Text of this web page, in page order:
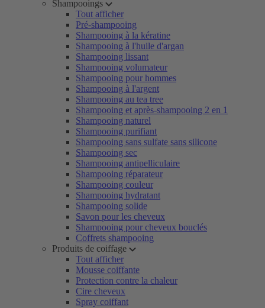
Shampooings
Tout afficher
Pré-shampooing
Shampooing à la kératine
Shampooing à l'huile d'argan
Shampooing lissant
Shampooing volumateur
Shampooing pour hommes
Shampooing à l'argent
Shampooing au tea tree
Shampooing et après-shampooing 2 en 1
Shampooing naturel
Shampooing purifiant
Shampooing sans sulfate sans silicone
Shampooing sec
Shampooing antipelliculaire
Shampooing réparateur
Shampooing couleur
Shampooing hydratant
Shampooing solide
Savon pour les cheveux
Shampooing pour cheveux bouclés
Coffrets shampooing
Produits de coiffage
Tout afficher
Mousse coiffante
Protection contre la chaleur
Cire cheveux
Spray coiffant